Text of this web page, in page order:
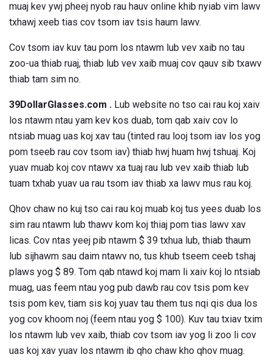
muaj kev ywj pheej nyob rau hauv online khib nyiab vim lawv
txhawj xeeb tias cov tsom iav tsis haum lawv.
Cov tsom iav kuv tau pom los ntawm lub vev xaib no tau
zoo-ua thiab ruaj, thiab lub vev xaib muaj cov qauv sib txawv
thiab tam sim no.
39DollarGlasses.com . Lub website no tso cai rau koj xaiv
los ntawm ntau yam kev kos duab, tom qab xaiv cov lo
ntsiab muag uas koj xav tau (tinted rau looj tsom iav los yog
pom tseeb rau cov tsom iav) thiab hwj huam hwj tshuaj. Koj
yuav muab koj cov ntawv xa tuaj rau lub vev xaib thiab lub
tuam txhab yuav ua rau tsom iav thiab xa lawv mus rau koj.
Qhov chaw no kuj tso cai rau koj muab koj tus yees duab los
sim rau ntawm lub thawv kom koj thiaj pom tias lawv xav
licas. Cov ntas yeej pib ntawm $ 39 txhua lub, thiab thaum
lub sijhawm sau daim ntawv no, tus khub tseem ceeb tshaj
plaws yog $ 89. Tom qab ntawd koj mam li xaiv koj lo ntsiab
muag, uas feem ntau yog pub dawb rau cov tsis pom kev
tsis pom kev, tiam sis koj yuav tau them tus nqi qis dua los
yog cov khoom noj (feem ntau yog $ 100). Kuv tau txiav txim
los ntawm lub vev xaib, thiab cov tsom iav yog li zoo li cov
uas koj xav yuav los ntawm ib qho chaw kho qhov muag.